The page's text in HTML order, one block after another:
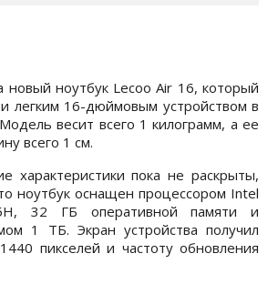
новый ноутбук Lecoo Air 16, который
легким 16-дюймовым устройством в
весит всего 1 килограмм, а ее
всего 1 см.
характеристики пока не раскрыты,
ноутбук оснащен процессором Intel
32 ГБ оперативной памяти и
1 ТБ. Экран устройства получил
пикселей и частоту обновления